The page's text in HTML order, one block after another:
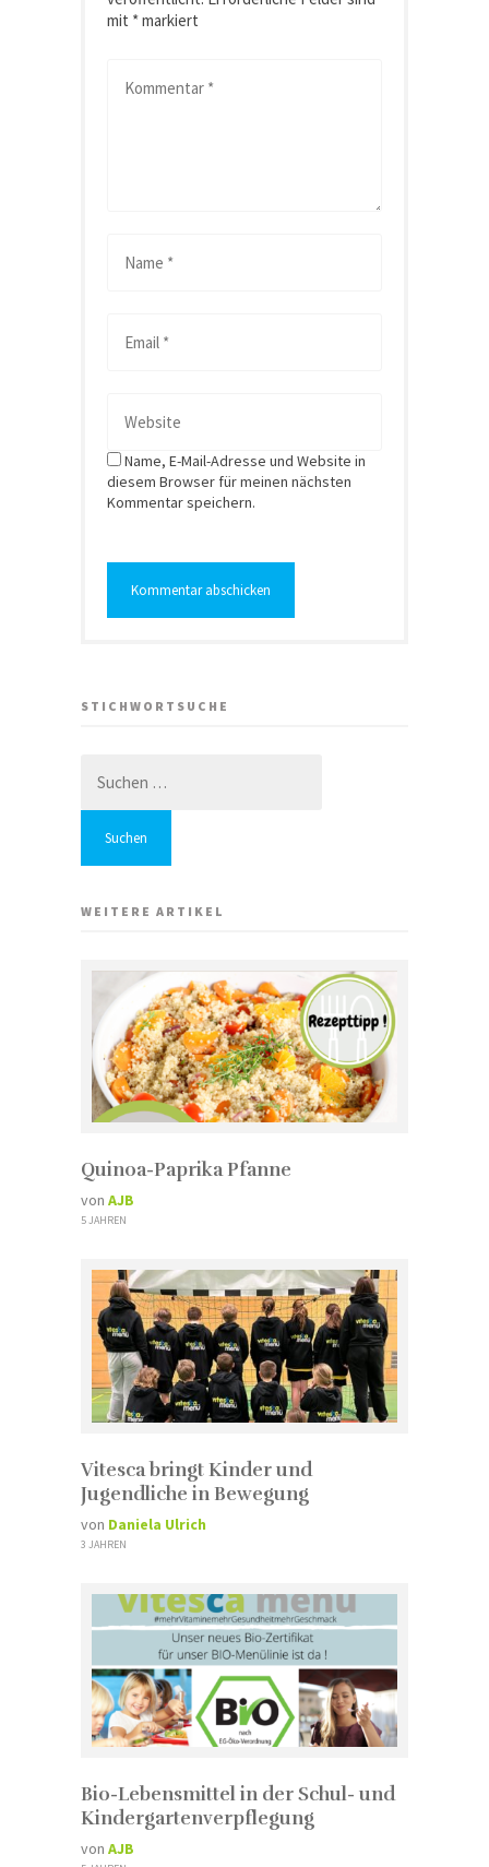
mit *markiert
Name, E-Mail-Adresse und Website in
diesem Browser für meinen nächsten
Kommentar speichern.
STICHWORTSUCHE
nach:
WEITERE ARTIKEL
Quinoa-Paprika Pfanne
von AJB
5 JAHREN
Vitesca bringt Kinder und
Jugendliche in Bewegung
von Daniela Ulrich
3 JAHREN
Bio-Lebensmittel in der Schul- und
Kindergartenverpflegung
von AJB